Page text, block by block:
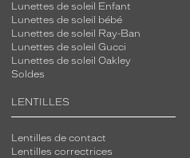
Lunettes de soleil Enfant
Lunettes de soleil bébé
Lunettes de soleil Ray-Ban
Lunettes de soleil Gucci
Lunettes de soleil Oakley
Soldes
LENTILLES
Lentilles de contact
Lentilles correctrices